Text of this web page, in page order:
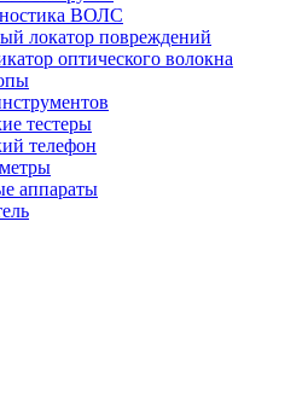
ВОЛС
локатор повреждений
оптического волокна
тестеры
телефон
аппараты